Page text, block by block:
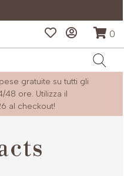
0
gratuite su tutti gli
48 ore. Utilizza il
al checkout!